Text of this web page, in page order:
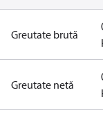
Greutate brută
Greutate netă